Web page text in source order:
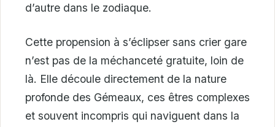
d’autre dans le zodiaque.
Cette propension à s’éclipser sans crier gare
n’est pas de la méchanceté gratuite, loin de
là. Elle découle directement de la nature
profonde des Gémeaux, ces êtres complexes
et souvent incompris qui naviguent dans la